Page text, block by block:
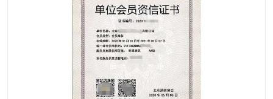
矿用设备检修资质